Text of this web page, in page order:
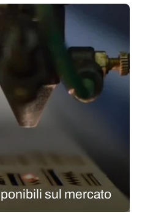
in risalto alcune delle
innovative della produzione
sul mercato